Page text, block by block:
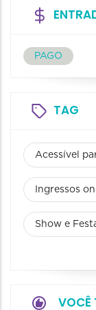
PAGO
TAG
Acessível
Ingressos
Show e
VOCÊ